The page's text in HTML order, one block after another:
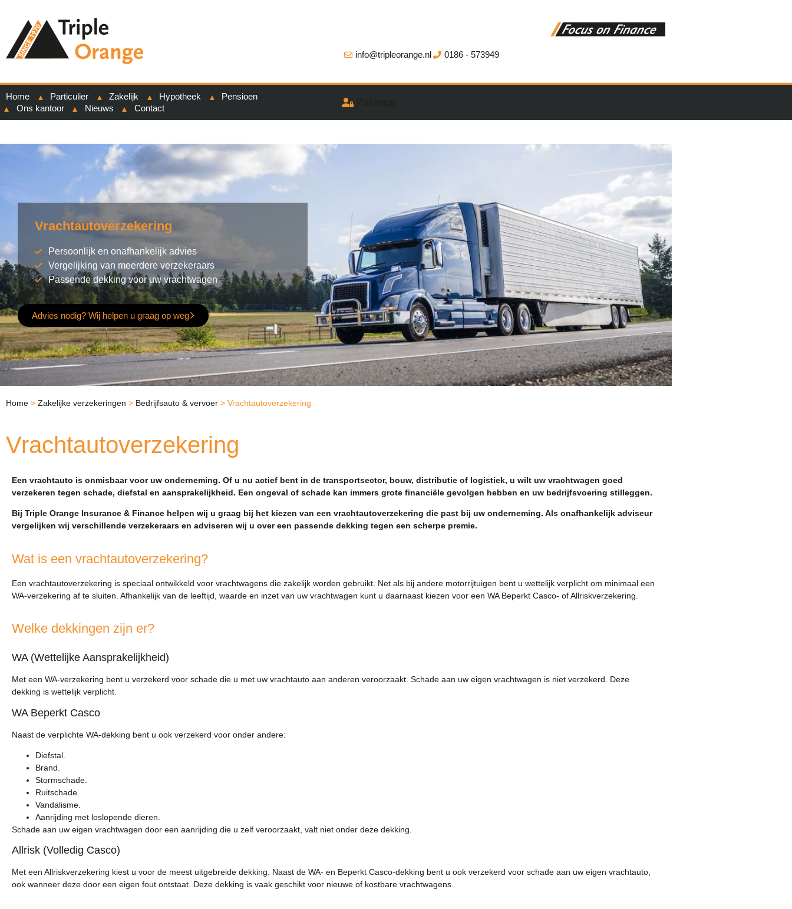
info@tripleorange.nl 0186 - 573949
Home Particulier Zakelijk Hypotheek
Pensioen
Ons kantoor
Nieuws Contact
Vrachtautoverzekering
Persoonlijk en onafhankelijk advies
Vergelijking van meerdere verzekeraars
Passende dekking voor uw vrachtwagen
Advies nodig? Wij helpen u graag op weg
Home > Zakelijke verzekeringen > Bedrijfsauto & vervoer > Vrachtautoverzekering
Vrachtautoverzekering
Een vrachtauto is onmisbaar voor uw onderneming. Of u nu actief bent in de transportsector, bouw, distributie of logistiek, u wilt uw vrachtwagen goed
verzekeren tegen schade, diefstal en aansprakelijkheid. Een ongeval of schade kan immers grote financiële gevolgen hebben en uw bedrijfsvoering stilleggen.
Bij Triple Orange Insurance & Finance helpen wij u graag bij het kiezen van een vrachtautoverzekering die past bij uw onderneming. Als onafhankelijk adviseur
vergelijken wij verschillende verzekeraars en adviseren wij u over een passende dekking tegen een scherpe premie.
Wat is een vrachtautoverzekering?
Een vrachtautoverzekering is speciaal ontwikkeld voor vrachtwagens die zakelijk worden gebruikt. Net als bij andere motorrijtuigen bent u wettelijk verplicht om minimaal een
WA-verzekering af te sluiten. Afhankelijk van de leeftijd, waarde en inzet van uw vrachtwagen kunt u daarnaast kiezen voor een WA Beperkt Casco- of Allriskverzekering.
Welke dekkingen zijn er?
WA (Wettelijke Aansprakelijkheid)
Met een WA-verzekering bent u verzekerd voor schade die u met uw vrachtauto aan anderen veroorzaakt. Schade aan uw eigen vrachtwagen is niet verzekerd. Deze
dekking is wettelijk verplicht.
WA Beperkt Casco
Naast de verplichte WA-dekking bent u ook verzekerd voor onder andere:
Diefstal.
Brand.
Stormschade.
Ruitschade.
Vandalisme.
Aanrijding met loslopende dieren.
Schade aan uw eigen vrachtwagen door een aanrijding die u zelf veroorzaakt, valt niet onder deze dekking.
Allrisk (Volledig Casco)
Met een Allriskverzekering kiest u voor de meest uitgebreide dekking. Naast de WA- en Beperkt Casco-dekking bent u ook verzekerd voor schade aan uw eigen vrachtauto,
ook wanneer deze door een eigen fout ontstaat. Deze dekking is vaak geschikt voor nieuwe of kostbare vrachtwagens.